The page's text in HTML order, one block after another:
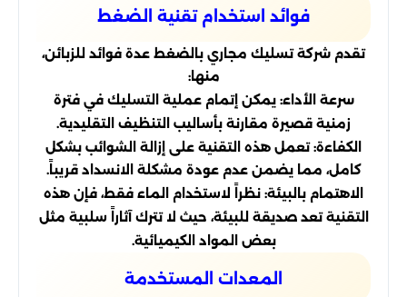
فوائد استخدام تقنية الضغط
تقدم شركة تسليك مجاري بالضغط عدة فوائد للزبائن،
منها:
سرعة الأداء: يمكن إتمام عملية التسليك في فترة
زمنية قصيرة مقارنة بأساليب التنظيف التقليدية.
الكفاءة: تعمل هذه التقنية على إزالة الشوائب بشكل
كامل، مما يضمن عدم عودة مشكلة الانسداد قريباً.
الاهتمام بالبيئة: نظراً لاستخدام الماء فقط، فإن هذه
التقنية تعد صديقة للبيئة، حيث لا تترك آثاراً سلبية مثل
بعض المواد الكيميائية.
المعدات المستخدمة